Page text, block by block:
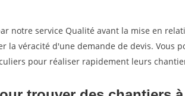
notre service Qualité avant la mise en
la véracité d'une demande de devis. Vous
pour réaliser rapidement leurs